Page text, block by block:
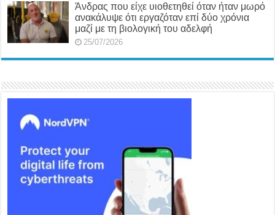
Άνδρας που είχε υιοθετηθεί όταν ήταν μωρό
ανακάλυψε ότι εργαζόταν επί δύο χρόνια
μαζί με τη βιολογική του αδελφή
25/07/2026